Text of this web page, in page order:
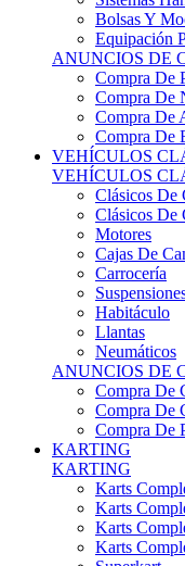
Bolsas Y
Equipación
ANUNCIOS DE
Compra De
Compra De
Compra De
Compra De
VEHÍCULOS
VEHÍCULOS
Clásicos De
Clásicos De
Motores
Cajas De
Carrocería
Habitáculo
Llantas
Neumáticos
ANUNCIOS DE
Compra De
Compra De
Compra De
KARTING
KARTING
Karts
Karts
Karts
Karts